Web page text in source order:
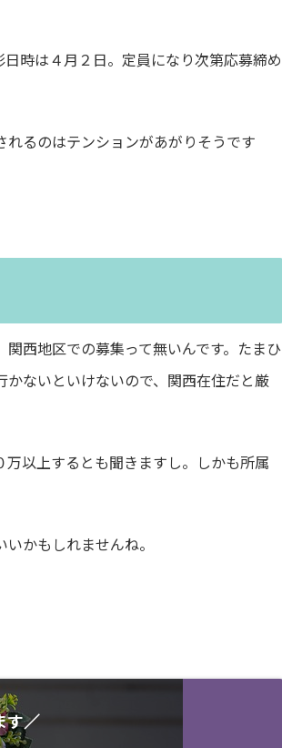
時は４月２日。定員になり次第応募締め
るのはテンションがあがりそうです
西地区での募集って無いんです。たまひ
ないといけないので、関西在住だと厳
以上するとも聞きますし。しかも所属
かもしれませんね。
す／